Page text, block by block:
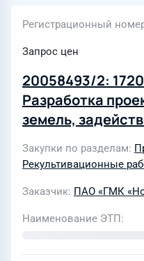
Регистрационный
Запрос цен
20058493/2:
Разработка
земель,
деятельности
Закупки по разделам
Рекультивационные
Заказчик ПАО «ГМК
Наименование ЭТП